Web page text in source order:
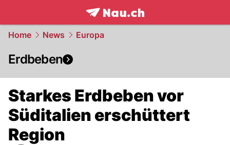
frontpage.NAU.ch
Home News Europa
Erdbeben
Starkes Erdbeben vor
Süditalien erschüttert
Region